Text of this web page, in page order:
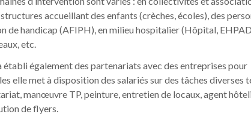
accueillant des enfants (crèches, écoles), des
de handicap (AFIPH), en milieu hospitalier (Hôpital,
etc.
établi également des partenariats avec des entreprises pour
elle met à disposition des salariés sur des tâches diverses
manœuvre TP, peinture, entretien de locaux, agent
de flyers.